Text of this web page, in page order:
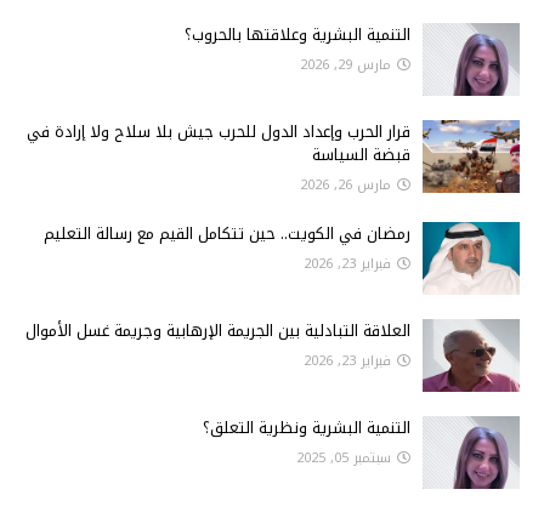
التنمية البشرية وعلاقتها بالحروب؟
مارس 29, 2026
قرار الحرب وإعداد الدول للحرب جيش بلا سلاح ولا إرادة في
قبضة السياسة
مارس 26, 2026
رمضان في الكويت.. حين تتكامل القيم مع رسالة التعليم
فبراير 23, 2026
العلاقة التبادلية بين الجريمة الإرهابية وجريمة غسل الأموال
فبراير 23, 2026
التنمية البشرية ونظرية التعلق؟
سبتمبر 05, 2025